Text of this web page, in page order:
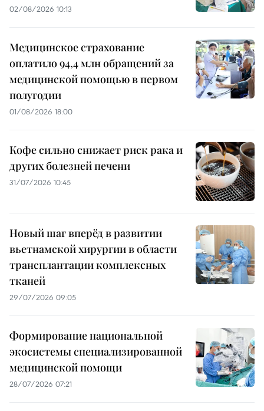
02/08/2026 10:13
Медицинское страхование
оплатило 94,4 млн обращений за
медицинской помощью в первом
полугодии
01/08/2026 18:00
Кофе сильно снижает риск рака и
других болезней печени
31/07/2026 10:45
Новый шаг вперёд в развитии
вьетнамской хирургии в области
трансплантации комплексных
тканей
29/07/2026 09:05
Формирование национальной
экосистемы специализированной
медицинской помощи
28/07/2026 07:21